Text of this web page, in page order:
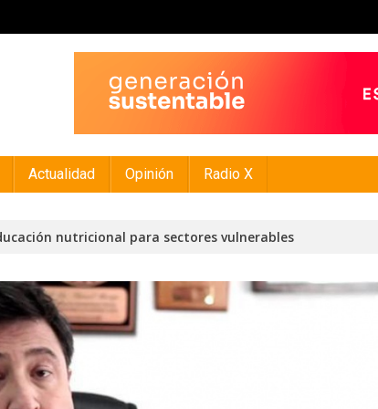
Actualidad Opinión Radio X
nutricional para sectores vulnerables